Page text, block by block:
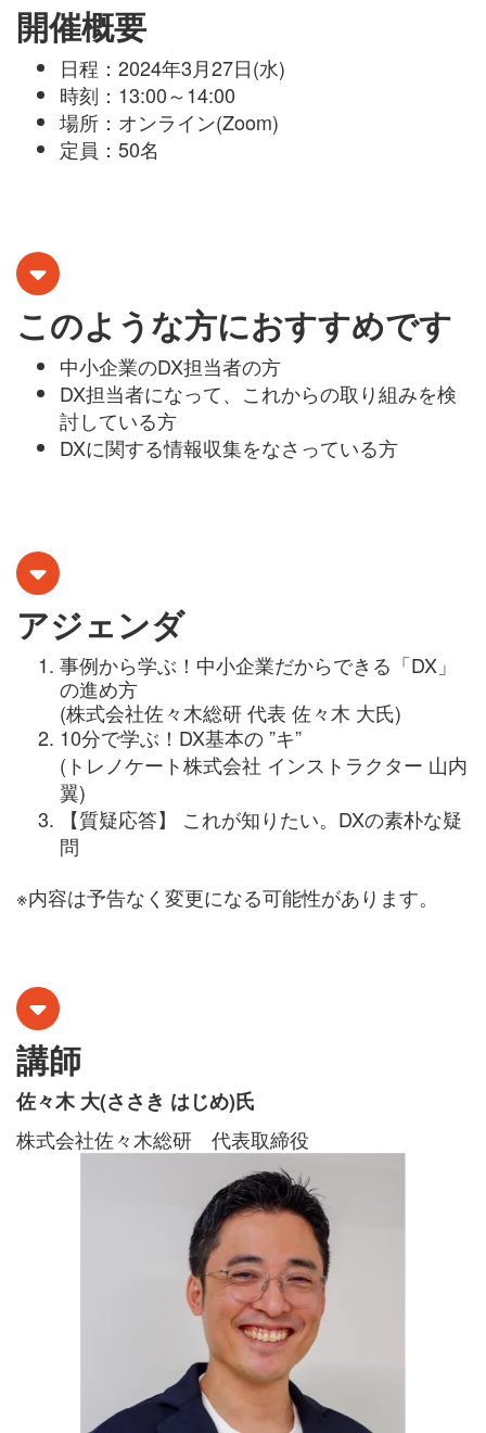
開催概要
日程：2024年3月27日(水)
時刻：13:00～14:00
場所：オンライン(Zoom)
定員：50名
このような方におすすめです
中小企業のDX担当者の方
DX担当者になって、これからの取り組みを検
討している方
DXに関する情報収集をなさっている方
アジェンダ
事例から学ぶ！中小企業だからできる「DX」
の進め方
(株式会社佐々木総研 代表 佐々木 大氏)
10分で学ぶ！DX基本の ”キ”
(トレノケート株式会社 インストラクター 山内
翼)
【質疑応答】 これが知りたい。DXの素朴な疑
問
※内容は予告なく変更になる可能性があります。
講師
佐々木 大(ささき はじめ)氏
株式会社佐々木総研 代表取締役